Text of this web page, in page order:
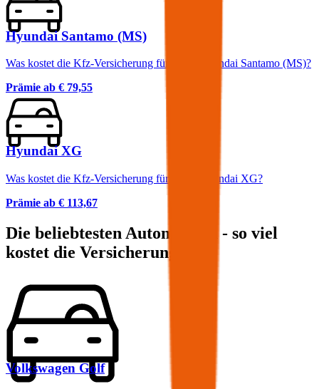
Hyundai Santamo (MS)
Was kostet die Kfz-Versicherung für einen Hyundai Santamo (MS)?
Prämie ab € 79,55
Hyundai XG
Was kostet die Kfz-Versicherung für einen Hyundai XG?
Prämie ab € 113,67
Die beliebtesten Automarken - so viel
kostet die Versicherung:
Volkswagen Golf